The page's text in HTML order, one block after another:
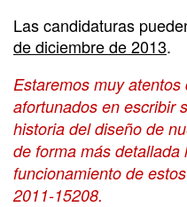
Las candidaturas
de diciembre de 2013.
Estaremos muy
afortunados en escribir
historia del diseño de
de forma más detallada
funcionamiento de
2011-15208.